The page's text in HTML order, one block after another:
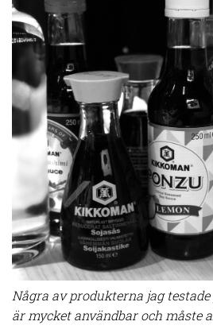
Några av produkterna jag
är mycket användbar och måste